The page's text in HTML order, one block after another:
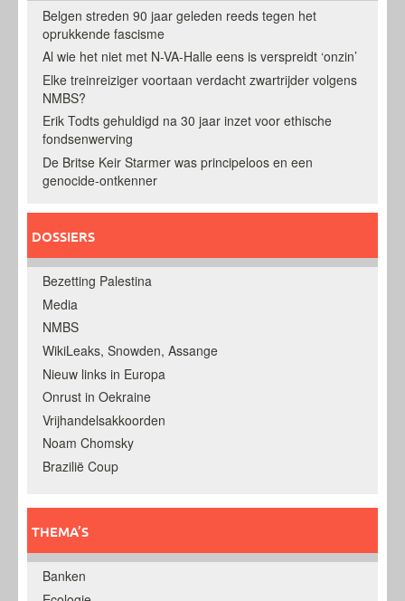
Belgen streden 90 jaar geleden reeds tegen het
oprukkende fascisme
Al wie het niet met N-VA-Halle eens is verspreidt ‘onzin’
Elke treinreiziger voortaan verdacht zwartrijder volgens
NMBS?
Erik Todts gehuldigd na 30 jaar inzet voor ethische
fondsenwerving
De Britse Keir Starmer was principeloos en een
genocide-ontkenner
DOSSIERS
Bezetting Palestina
Media
NMBS
WikiLeaks, Snowden, Assange
Nieuw links in Europa
Onrust in Oekraine
Vrijhandelsakkoorden
Noam Chomsky
Brazilië Coup
THEMA’S
Banken